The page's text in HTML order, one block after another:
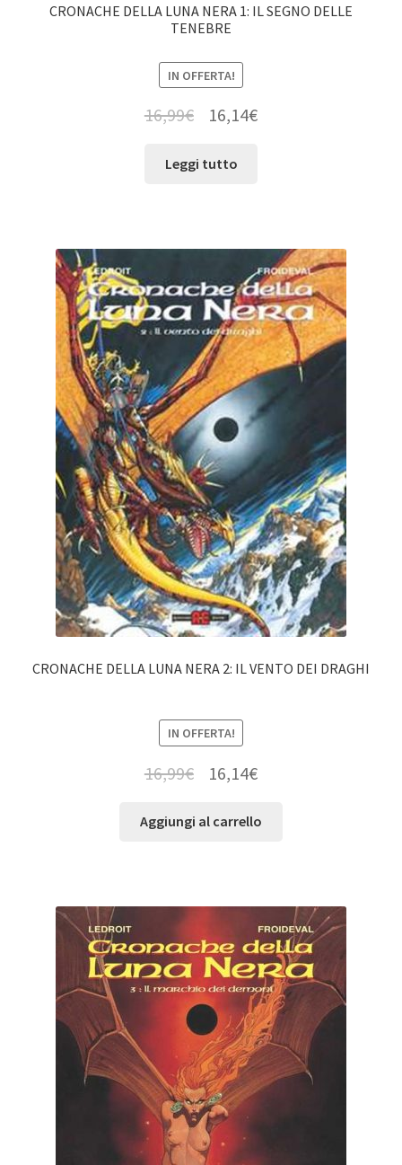
CRONACHE DELLA LUNA NERA 1: IL SEGNO DELLE
TENEBRE
IN OFFERTA!
16,99€ 16,14€
Leggi tutto
CRONACHE DELLA LUNA NERA 2: IL VENTO DEI DRAGHI
IN OFFERTA!
16,99€ 16,14€
Aggiungi al carrello